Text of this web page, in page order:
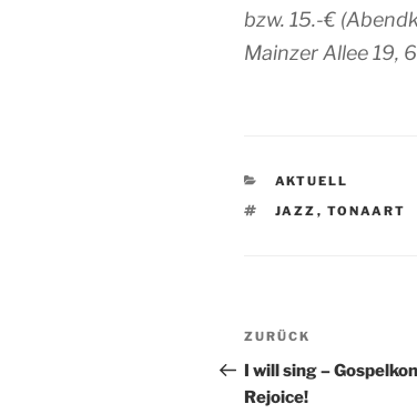
bzw. 15.-€
Mainzer Allee 19,
KATEGORIEN
AKTUELL
SCHLAGWÖRTER
JAZZ , TONAART
Vorheriger
Beitrag
ZURÜCK
I will sing –
Rejoice!